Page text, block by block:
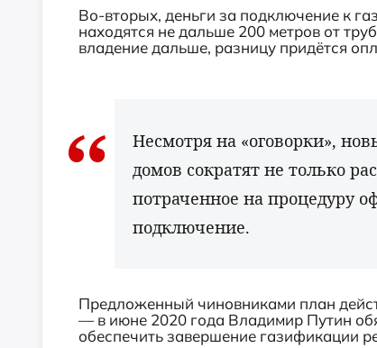
Во-вторых, деньги за подключение к
находятся не дальше 200 метров от
владение дальше, разницу придётся
Несмотря на «оговорки»,
домов сократят не только
потраченное на процедуру
подключение.
Предложенный чиновниками план
— в июне 2020 года Владимир Путин
обеспечить завершение газификации